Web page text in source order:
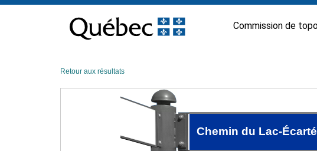
contenu
Commission de
Retour aux résultats
Chemin du Lac-Écarté